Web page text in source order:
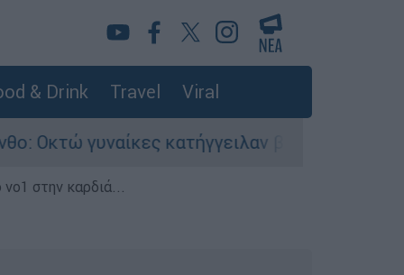
& Drink Travel Viral
κατήγγειλαν βιασμό σε 20 μέρες
στην καρδιά...